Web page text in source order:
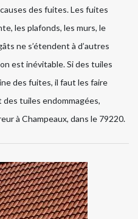
des fuites. Les fuites
les plafonds, les murs, le
ne s’étendent à d’autres
est inévitable. Si des tuiles
des fuites, il faut les faire
des tuiles endommagées,
à Champeaux, dans le 79220.